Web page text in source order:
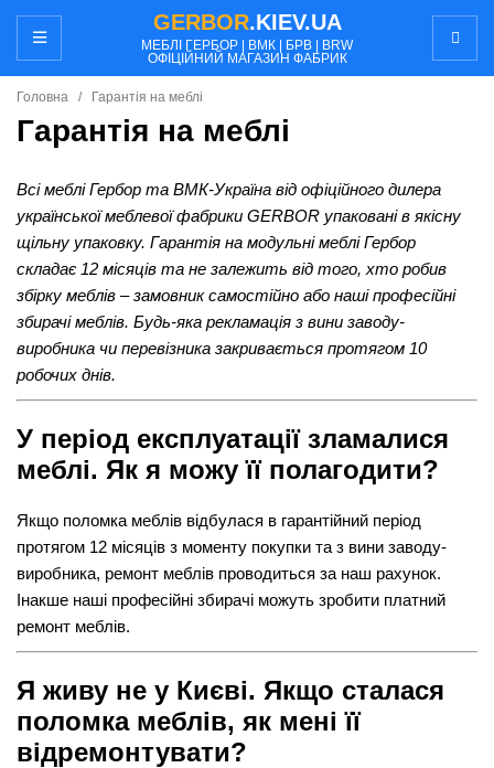
GERBOR.KIEV.UA
МЕБЛI ГЕРБОР | ВМК | БРВ | BRW
ОФІЦІЙНИЙ МАГАЗИН ФАБРИК
Головна / Гарантія на меблi
Гарантія на меблi
Всі меблі Гербор та ВМК-Україна від офіційного дилера
української меблевої фабрики GERBOR упаковані в якісну
щільну упаковку. Гарантія на модульні меблі Гербор
складає 12 місяців та не залежить від того, хто робив
збірку меблів – замовник самостійно або наші професійні
збирачі меблів. Будь-яка рекламація з вини заводу-
виробника чи перевізника закривається протягом 10
робочих днів.
У період експлуатації зламалися
меблі. Як я можу її полагодити?
Якщо поломка меблів відбулася в гарантійний період
протягом 12 місяців з моменту покупки та з вини заводу-
виробника, ремонт меблів проводиться за наш рахунок.
Інакше наші професійні збирачі можуть зробити платний
ремонт меблів.
Я живу не у Києві. Якщо сталася
поломка меблів, як мені її
відремонтувати?